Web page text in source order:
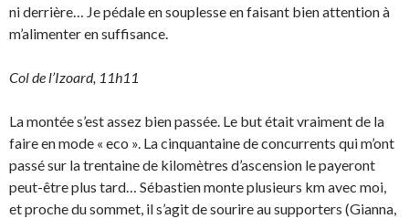
ni derrière… Je pédale en souplesse en faisant bien attention à
m’alimenter en suffisance.
Col de l’Izoard, 11h11
La montée s’est assez bien passée. Le but était vraiment de la
faire en mode « eco ». La cinquantaine de concurrents qui m’ont
passé sur la trentaine de kilomètres d’ascension le payeront
peut-être plus tard… Sébastien monte plusieurs km avec moi,
et proche du sommet, il s’agit de sourire au supporters (Gianna,